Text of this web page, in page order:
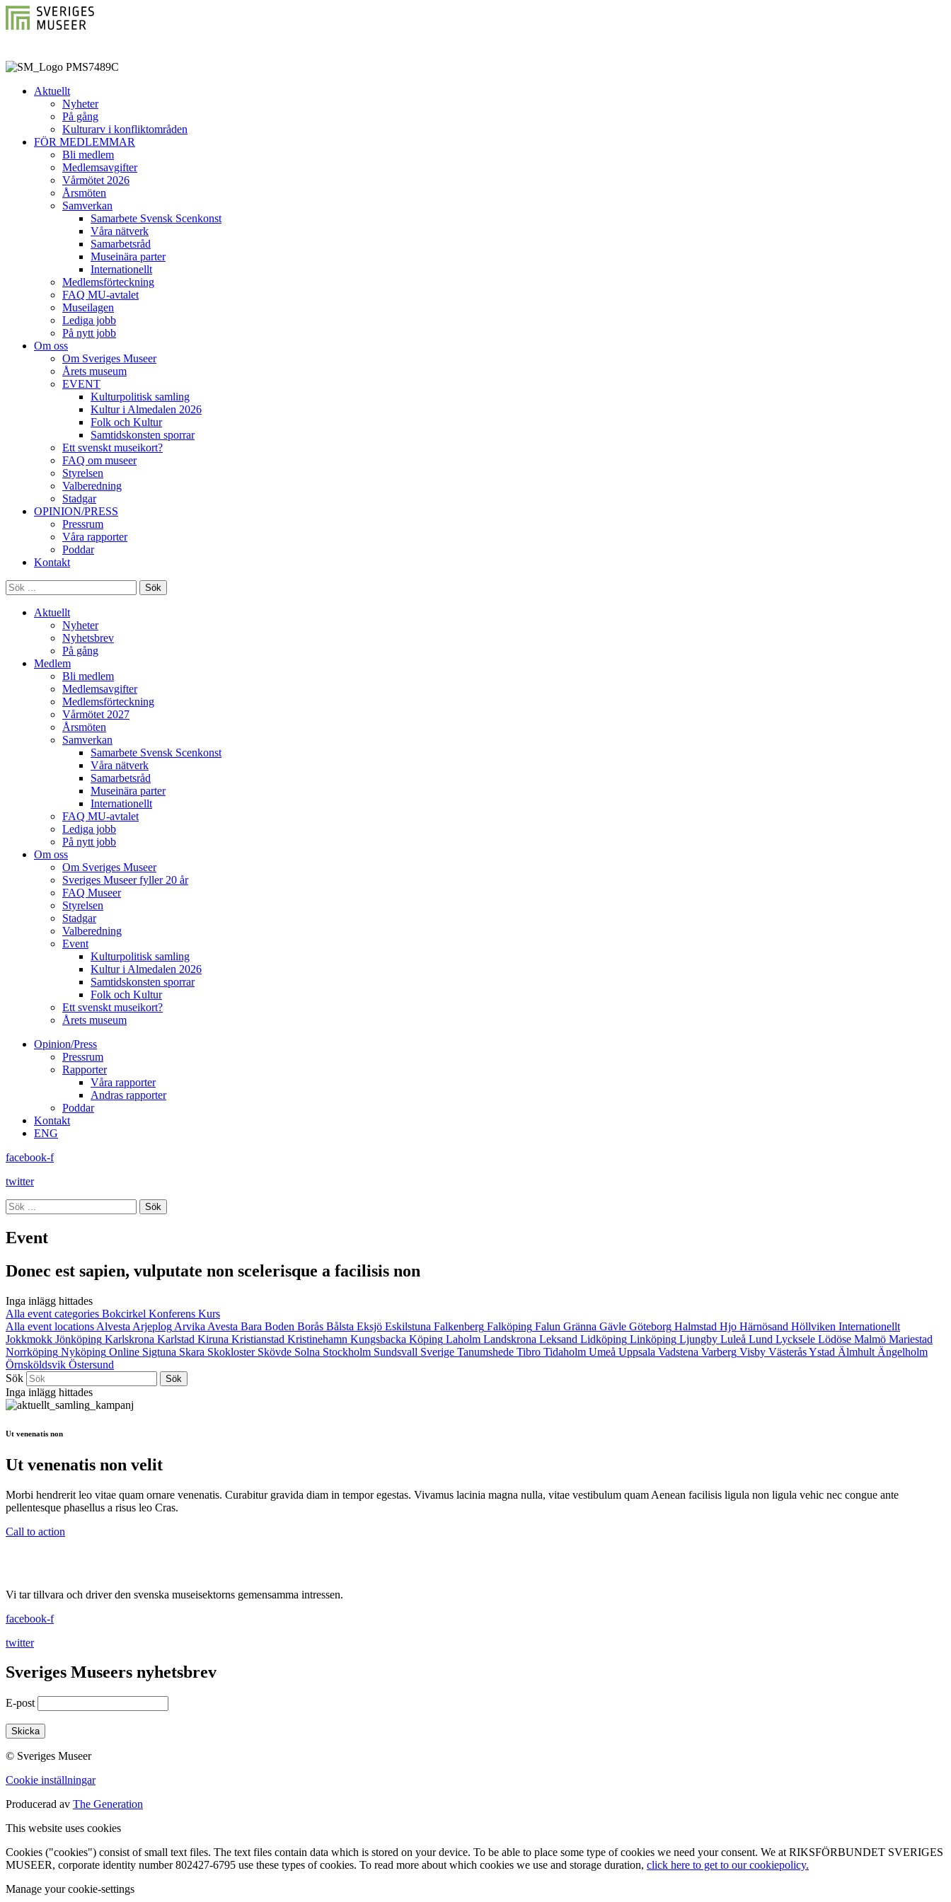
Aktuellt
Nyheter
På gång
Kulturarv i konfliktområden
FÖR MEDLEMMAR
Bli medlem
Medlemsavgifter
Vårmötet 2026
Årsmöten
Samverkan
Samarbete Svensk Scenkonst
Våra nätverk
Samarbetsråd
Museinära parter
Internationellt
Medlemsförteckning
FAQ MU-avtalet
Museilagen
Lediga jobb
På nytt jobb
Om oss
Om Sveriges Museer
Årets museum
EVENT
Kulturpolitisk samling
Kultur i Almedalen 2026
Folk och Kultur
Samtidskonsten sporrar
Ett svenskt museikort?
FAQ om museer
Styrelsen
Valberedning
Stadgar
OPINION/PRESS
Pressrum
Våra rapporter
Poddar
Kontakt
Sök
Aktuellt
Nyheter
Nyhetsbrev
På gång
Medlem
Bli medlem
Medlemsavgifter
Medlemsförteckning
Vårmötet 2027
Årsmöten
Samverkan
Samarbete Svensk Scenkonst
Våra nätverk
Samarbetsråd
Museinära parter
Internationellt
FAQ MU-avtalet
Lediga jobb
På nytt jobb
Om oss
Om Sveriges Museer
Sveriges Museer fyller 20 år
FAQ Museer
Styrelsen
Stadgar
Valberedning
Event
Kulturpolitisk samling
Kultur i Almedalen 2026
Samtidskonsten sporrar
Folk och Kultur
Ett svenskt museikort?
Årets museum
Opinion/Press
Pressrum
Rapporter
Våra rapporter
Andras rapporter
Poddar
Kontakt
ENG
facebook-f
twitter
Sök
Event
Donec est sapien, vulputate non scelerisque a facilisis non
Inga inlägg hittades
Alla event categories Bokcirkel Konferens Kurs
Alla event locations Alvesta Arjeplog Arvika Avesta Bara Boden Borås Bålsta Eksjö Eskilstuna Falkenberg Falköping Falun Gränna Gävle Göteborg Halmstad Hjo Härnösand Höllviken Internationellt
Jokkmokk Jönköping Karlskrona Karlstad Kiruna Kristianstad Kristinehamn Kungsbacka Köping Laholm Landskrona Leksand Lidköping Linköping Ljungby Luleå Lund Lycksele Lödöse Malmö Mariestad
Norrköping Nyköping Online Sigtuna Skara Skokloster Skövde Solna Stockholm Sundsvall Sverige Tanumshede Tibro Tidaholm Umeå Uppsala Vadstena Varberg Visby VästeråsYstad Älmhult Ängelholm
Örnsköldsvik Östersund
Sök
Inga inlägg hittades
Ut venenatis non
Ut venenatis non velit
Morbi hendrerit leo vitae quam ornare venenatis. Curabitur gravida diam in tempor egestas. Vivamus lacinia magna nulla, vitae vestibulum quam Aenean facilisis ligula non ligula vehic nec congue ante
pellentesque phasellus a risus leo Cras.
Call to action
Vi tar tillvara och driver den svenska museisektorns gemensamma intressen.
facebook-f
twitter
Sveriges Museers nyhetsbrev
E-post
© Sveriges Museer
Cookie inställningar
Producerad av The Generation
This website uses cookies
Cookies ("cookies") consist of small text files. The text files contain data which is stored on your device. To be able to place some type of cookies we need your consent. We at RIKSFÖRBUNDET SVERIGES
MUSEER, corporate identity number 802427-6795 use these types of cookies. To read more about which cookies we use and storage duration, click here to get to our cookiepolicy.
Manage your cookie-settings